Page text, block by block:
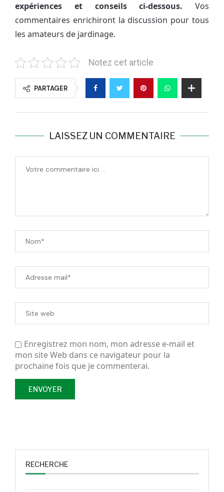
expériences et conseils ci-dessous. Vos
commentaires enrichiront la discussion pour tous
les amateurs de jardinage.
Notez cet article
PARTAGER
LAISSEZ UN COMMENTAIRE
Enregistrez mon nom, mon adresse e-mail et
mon site Web dans ce navigateur pour la
prochaine fois que je commenterai.
RECHERCHE